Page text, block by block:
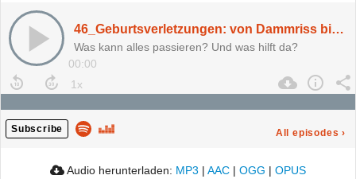
46_Geburtsverletzungen: von Dammriss bis Symphysenlockerung
Was kann alles passieren? Und was hilft da?
00:00
Subscribe All episodes ›
Audio herunterladen: MP3 | AAC | OGG | OPUS